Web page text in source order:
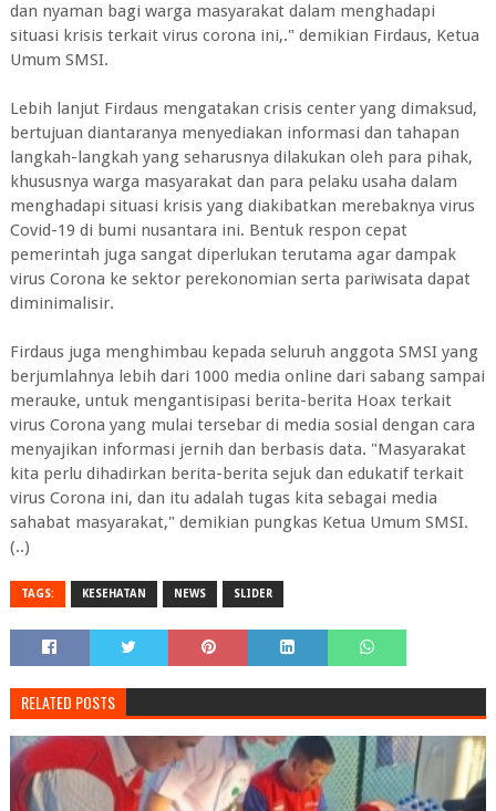
dan nyaman bagi warga masyarakat dalam menghadapi
situasi krisis terkait virus corona ini,." demikian Firdaus, Ketua
Umum SMSI.
Lebih lanjut Firdaus mengatakan crisis center yang dimaksud,
bertujuan diantaranya menyediakan informasi dan tahapan
langkah-langkah yang seharusnya dilakukan oleh para pihak,
khususnya warga masyarakat dan para pelaku usaha dalam
menghadapi situasi krisis yang diakibatkan merebaknya virus
Covid-19 di bumi nusantara ini. Bentuk respon cepat
pemerintah juga sangat diperlukan terutama agar dampak
virus Corona ke sektor perekonomian serta pariwisata dapat
diminimalisir.
Firdaus juga menghimbau kepada seluruh anggota SMSI yang
berjumlahnya lebih dari 1000 media online dari sabang sampai
merauke, untuk mengantisipasi berita-berita Hoax terkait
virus Corona yang mulai tersebar di media sosial dengan cara
menyajikan informasi jernih dan berbasis data. "Masyarakat
kita perlu dihadirkan berita-berita sejuk dan edukatif terkait
virus Corona ini, dan itu adalah tugas kita sebagai media
sahabat masyarakat," demikian pungkas Ketua Umum SMSI.
(..)
TAGS: KESEHATAN NEWS SLIDER
RELATED POSTS